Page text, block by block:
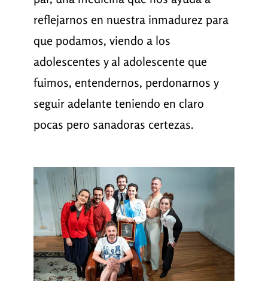
reflejarnos en nuestra inmadurez para
que podamos, viendo a los
adolescentes y al adolescente que
fuimos, entendernos, perdonarnos y
seguir adelante teniendo en claro
pocas pero sanadoras certezas.